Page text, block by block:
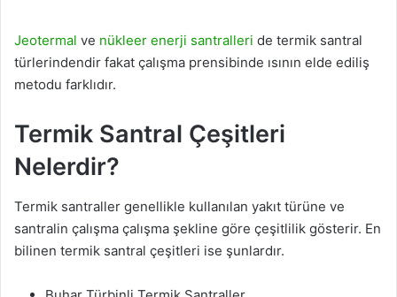
Jeotermal ve nükleer enerji santralleri de termik santral
türlerindendir fakat çalışma prensibinde ısının elde ediliş
metodu farklıdır.
Termik Santral Çeşitleri
Nelerdir?
Termik santraller genellikle kullanılan yakıt türüne ve
santralin çalışma çalışma şekline göre çeşitlilik gösterir. En
bilinen termik santral çeşitleri ise şunlardır.